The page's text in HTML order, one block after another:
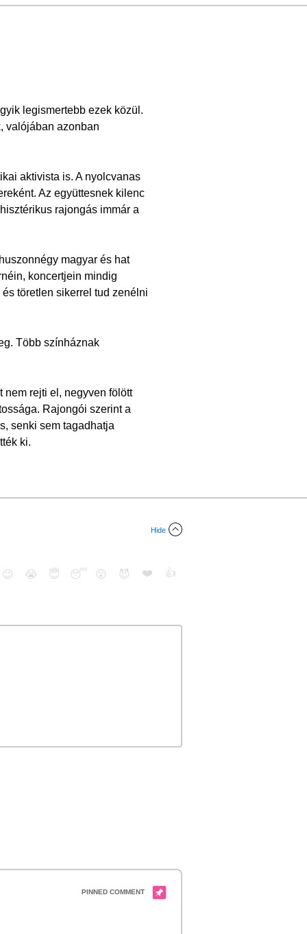
legismertebb ezek közül.
valójában azonban
aktivista is. A nyolcvanas
Az együttesnek kilenc
rajongás immár a
magyar és hat
koncertjein mindig
töretlen sikerrel tud zenélni
Több színháznak
rejti el, negyven fölött
Rajongói szerint a
senki sem tagadhatja
ki.
Hide
😉 😭 😇 😴 😮 😈 ❤️ 👍